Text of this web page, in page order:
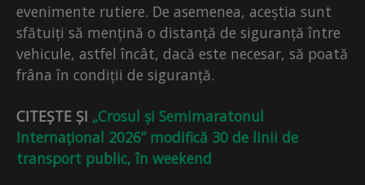
evenimente rutiere. De asemenea, aceștia sunt
sfătuiți să mențină o distanță de siguranță între
vehicule, astfel încât, dacă este necesar, să poată
frâna în condiții de siguranță.
CITEȘTE ȘI „Crosul și Semimaratonul
Internațional 2026” modifică 30 de linii de
transport public, în weekend